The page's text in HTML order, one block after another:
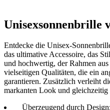
Unisexsonnenbrille
Entdecke die Unisex-
das ultimative Accessoire, das
und hochwertig, der Rahmen
vielseitigen Qualitäten, die ein
garantieren. Zusätzlich verleiht
markanten Look und
Überzeugend durch